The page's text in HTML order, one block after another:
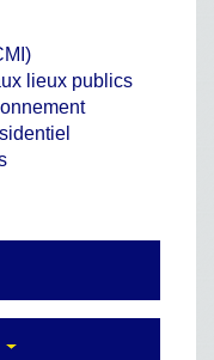
lieux publics